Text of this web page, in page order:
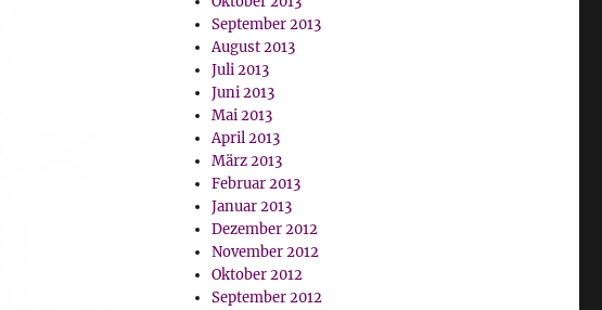
September 2013
August 2013
Juli 2013
Juni 2013
Mai 2013
April 2013
März 2013
Februar 2013
Januar 2013
Dezember 2012
November 2012
Oktober 2012
September 2012